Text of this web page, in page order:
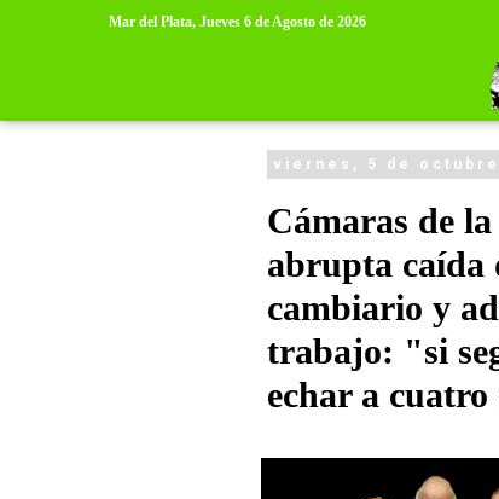
Mar del Plata, Jueves 6 de Agosto de 2026
viernes, 5 de octubre
Cámaras de
abrupta caída
cambiario y
trabajo: "si
echar a